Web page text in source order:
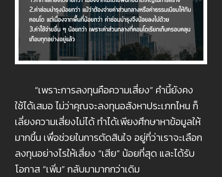
“เพราะการลงทุนคือความเสี่ยง” คำนี้ยังคง
ใช้ได้เสมอ ไม่ว่าคุณจะลงทุนอสังหาประเภทไหน ก็
เลี่ยงความเสี่ยงไม่ได้ ทำได้เพียงศึกษาหาข้อมูลให้
มากขึ้น เพื่อช่วยในการตัดสินใจ อยู่ที่ว่าเราจะเลือก
ลงทุนอย่างไรให้เสี่ยง “เสีย” น้อยที่สุด และได้รับ
โอกาส “เพิ่ม” กลับมามากกว่าเดิม